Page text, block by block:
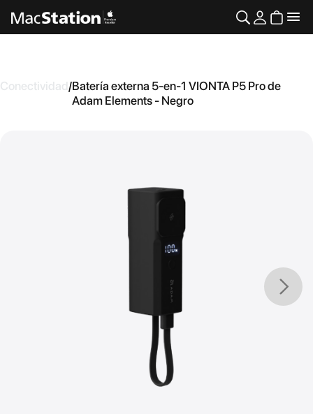
Conectividad/Batería externa 5-en-1 VIONTA P5 Pro de
Adam Elements - Negro